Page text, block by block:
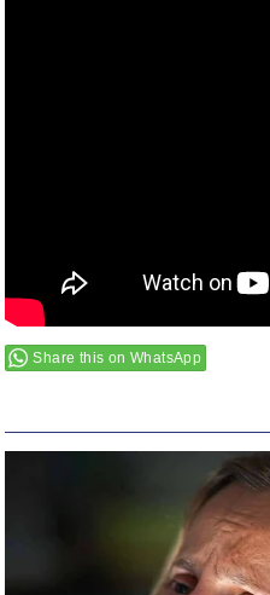
Share this on WhatsApp